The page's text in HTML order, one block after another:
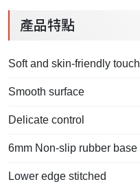
產品特點
Soft and skin-friendly touch
Smooth surface
Delicate control
6mm Non-slip rubber base
Lower edge stitched